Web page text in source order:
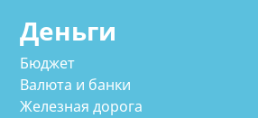
Деньги
Бюджет
Валюта и банки
Железная дорога